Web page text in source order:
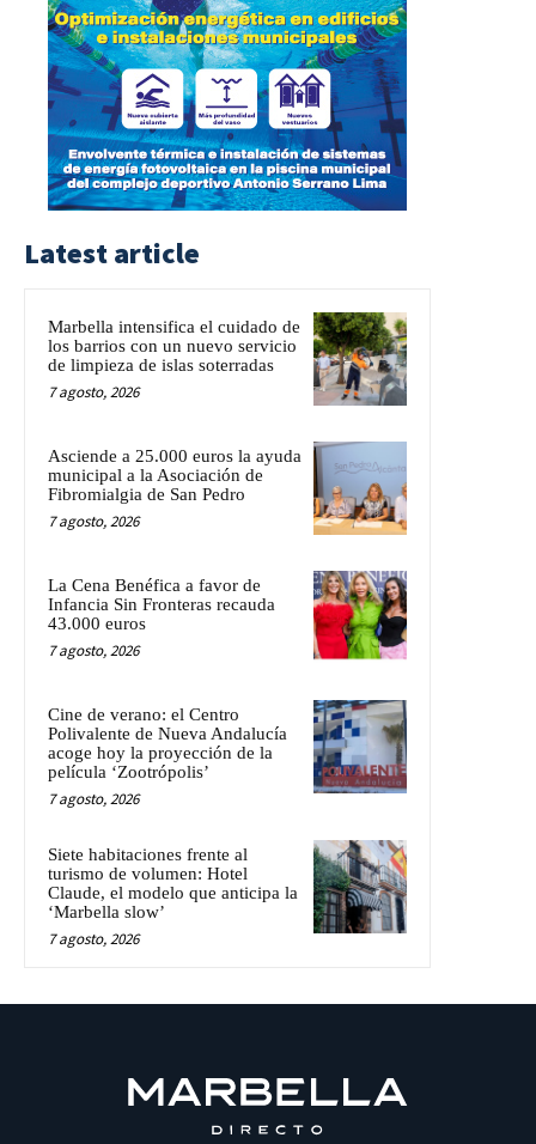
Latest article
Marbella intensifica el cuidado de
los barrios con un nuevo servicio
de limpieza de islas soterradas
7 agosto, 2026
Asciende a 25.000 euros la ayuda
municipal a la Asociación de
Fibromialgia de San Pedro
7 agosto, 2026
La Cena Benéfica a favor de
Infancia Sin Fronteras recauda
43.000 euros
7 agosto, 2026
Cine de verano: el Centro
Polivalente de Nueva Andalucía
acoge hoy la proyección de la
película ‘Zootrópolis’
7 agosto, 2026
Siete habitaciones frente al
turismo de volumen: Hotel
Claude, el modelo que anticipa la
‘Marbella slow’
7 agosto, 2026